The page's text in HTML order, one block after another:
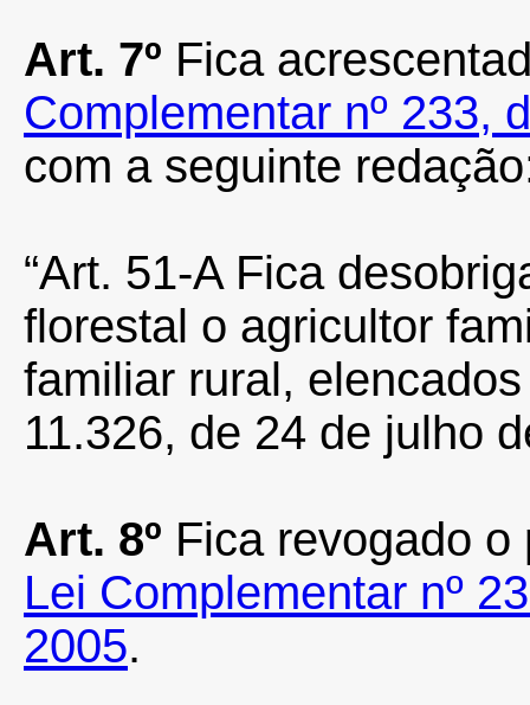
Art. 7º Fica
Complementar nº 233,
com a seguinte
“Art. 51-A Fica
florestal o agricultor
familiar rural,
11.326, de 24 de julho
Art. 8º Fica revogado
Lei Complementar nº
2005.